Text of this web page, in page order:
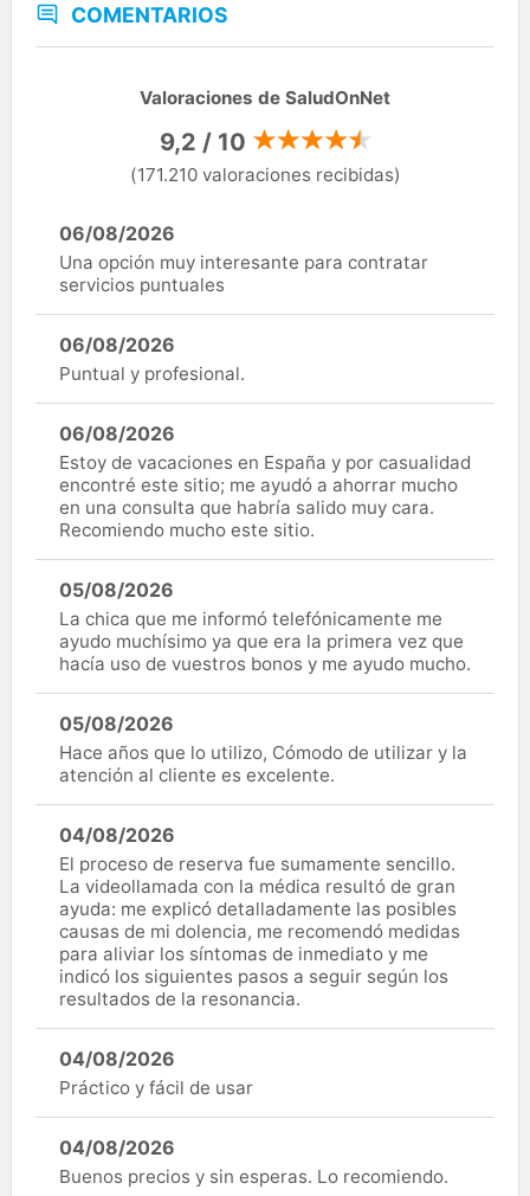
COMENTARIOS
Valoraciones de SaludOnNet
9,2 / 10
(171.210 valoraciones recibidas)
06/08/2026
Una opción muy interesante para contratar
servicios puntuales
06/08/2026
Puntual y profesional.
06/08/2026
Estoy de vacaciones en España y por casualidad
encontré este sitio; me ayudó a ahorrar mucho
en una consulta que habría salido muy cara.
Recomiendo mucho este sitio.
05/08/2026
La chica que me informó telefónicamente me
ayudo muchísimo ya que era la primera vez que
hacía uso de vuestros bonos y me ayudo mucho.
05/08/2026
Hace años que lo utilizo, Cómodo de utilizar y la
atención al cliente es excelente.
04/08/2026
El proceso de reserva fue sumamente sencillo.
La videollamada con la médica resultó de gran
ayuda: me explicó detalladamente las posibles
causas de mi dolencia, me recomendó medidas
para aliviar los síntomas de inmediato y me
indicó los siguientes pasos a seguir según los
resultados de la resonancia.
04/08/2026
Práctico y fácil de usar
04/08/2026
Buenos precios y sin esperas. Lo recomiendo.